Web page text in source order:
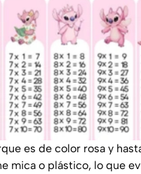
es de color rosa y
mica o plástico, lo que